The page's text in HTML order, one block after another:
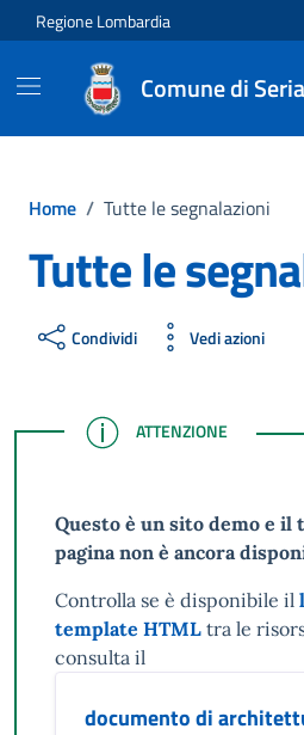
Vai ai contenuti
Vai al footer
Regione Lombardia
Comune di
Home / Tutte le segnalazioni
Tutte le
Condividi Vedi azioni
ATTENZIONE
ATTENZIONE
Questo è un sito demo e il
pagina non è ancora
Controlla se è disponibile il
template HTML tra le
consulta il
documento di